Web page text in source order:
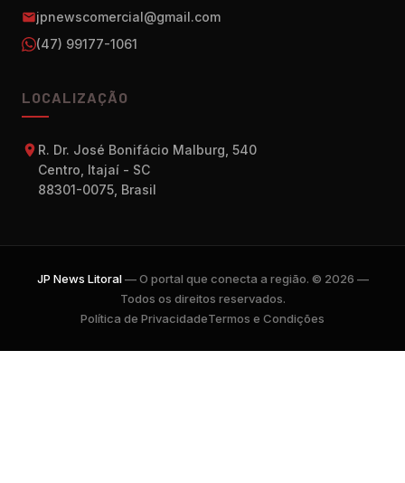
jpnewscomercial@gmail.com
(47) 99177-1061
LOCALIZAÇÃO
R. Dr. José Bonifácio Malburg, 540
Centro, Itajaí - SC
88301-0075, Brasil
JP News Litoral— O portal que conecta a região. © 2026 —
Todos os direitos reservados.
Política de PrivacidadeTermos e Condições